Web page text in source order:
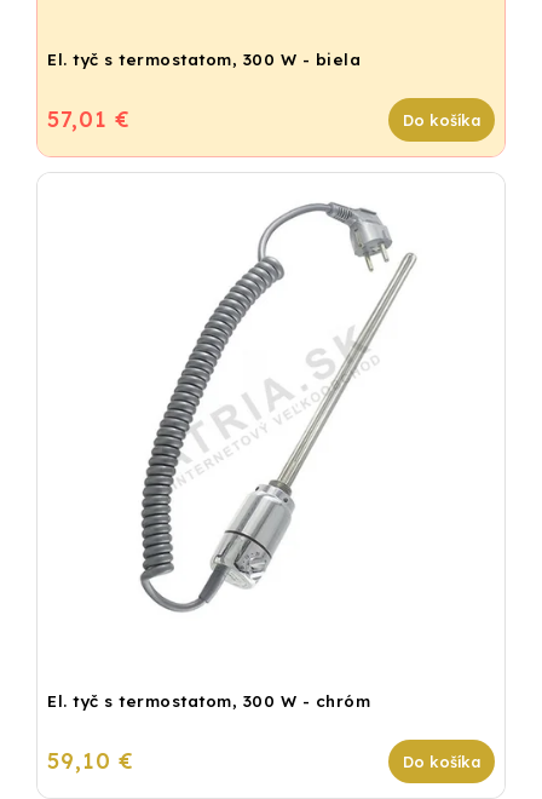
El. tyč s termostatom, 300 W - biela
57,01 € Do košíka
El. tyč s termostatom, 300 W - chróm
59,10 € Do košíka